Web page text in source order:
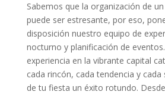
Sabemos que la organización de
puede ser estresante, por eso,
disposición nuestro equipo de
nocturno y planificación de
experiencia en la vibrante capital
cada rincón, cada tendencia y
de tu fiesta un éxito rotundo.